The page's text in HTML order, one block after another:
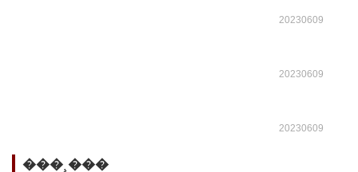
20230609
20230609
20230609
���¸���